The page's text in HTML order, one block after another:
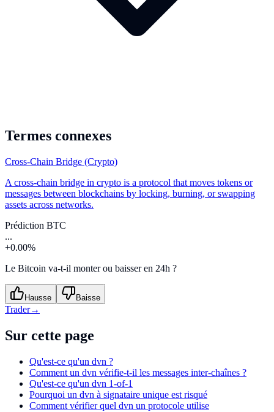
Termes connexes
Cross-Chain Bridge (Crypto)
A cross-chain bridge in crypto is a protocol that moves tokens or
messages between blockchains by locking, burning, or swapping
assets across networks.
Prédiction BTC
...
+0.00%
Le Bitcoin va-t-il monter ou baisser en 24h ?
Hausse Baisse
Trader→
Sur cette page
Qu'est-ce qu'un dvn ?
Comment un dvn vérifie-t-il les messages inter-chaînes ?
Qu'est-ce qu'un dvn 1-of-1
Pourquoi un dvn à signataire unique est risqué
Comment vérifier quel dvn un protocole utilise